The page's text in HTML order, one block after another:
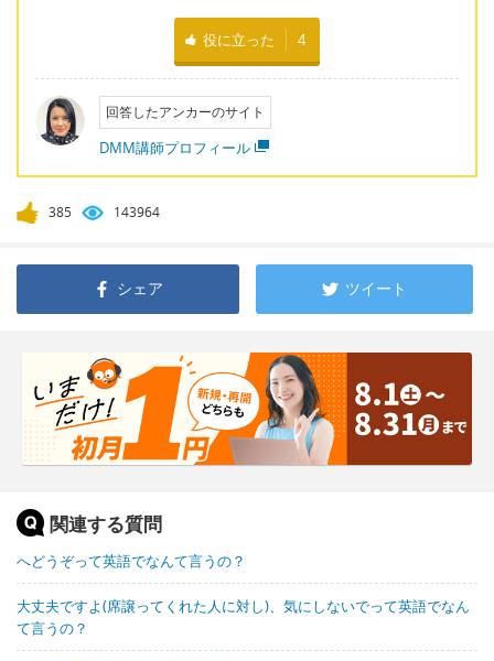
役に立った 4
回答したアンカーのサイト
DMM講師プロフィール
385 143964
シェア ツイート
関連する質問
へどうぞって英語でなんて言うの？
大丈夫ですよ(席譲ってくれた人に対し)、気にしないでって英語でなん
て言うの？